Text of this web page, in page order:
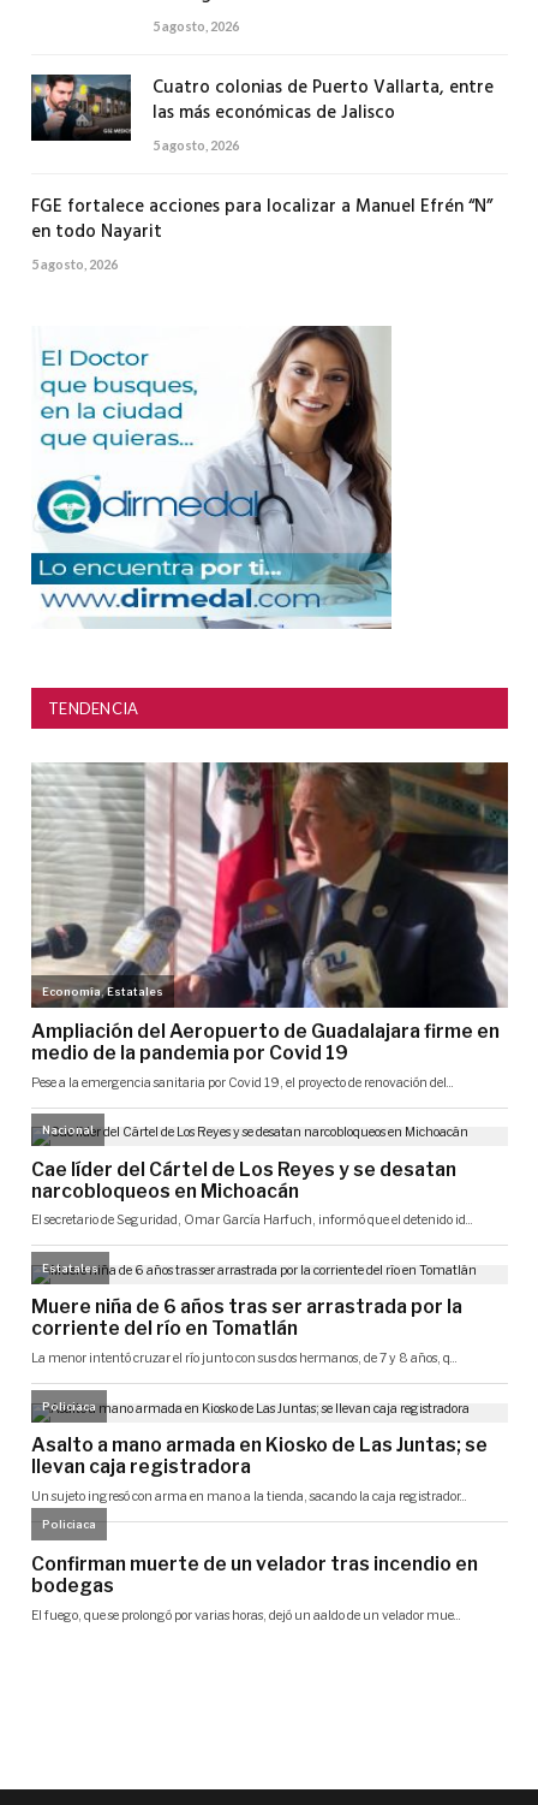
5 agosto, 2026
Cuatro colonias de Puerto Vallarta, entre
las más económicas de Jalisco
5 agosto, 2026
FGE fortalece acciones para localizar a Manuel Efrén “N”
en todo Nayarit
5 agosto, 2026
TENDENCIA